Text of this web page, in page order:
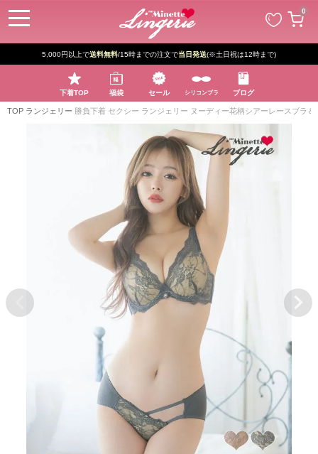
0
5,000円以上で送料無料/15時までの注文で当日発送(※土日祝は12時まで)
下着TOP 福袋 セール シリコンブラ ブログ
TOP ランジェリー 勝負下着 セクシー ランジェリー ヌーディー花柄シアーレースブラ
ペー
ジト